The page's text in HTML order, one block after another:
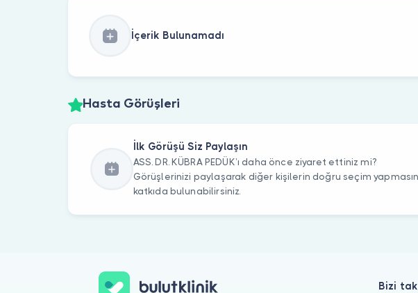
İçerik Bulunamadı
Hasta Görüşleri
İlk Görüşü Siz Paylaşın
ASS. DR. KÜBRA PEDÜK’ı daha önce ziyaret ettiniz mi?
Görüşlerinizi paylaşarak diğer kişilerin doğru seçim
katkıda bulunabilirsiniz.
Bizi